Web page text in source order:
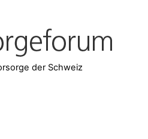
der Schweiz